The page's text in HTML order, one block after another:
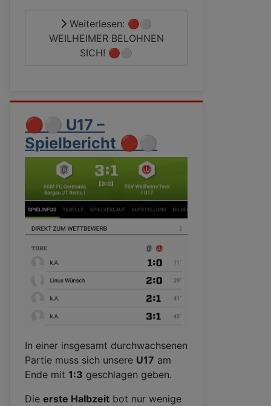
Weiterlesen: 🔴⚪
WEILHEIMER BELOHNEN
SICH! 🔴⚪
🔴⚪ U17 –
Spielbericht 🔴⚪
In einer insgesamt durchwachsenen
Partie muss sich unsere U17 am
Ende mit 1:3 geschlagen geben.
Die erste Halbzeit bot nur wenige